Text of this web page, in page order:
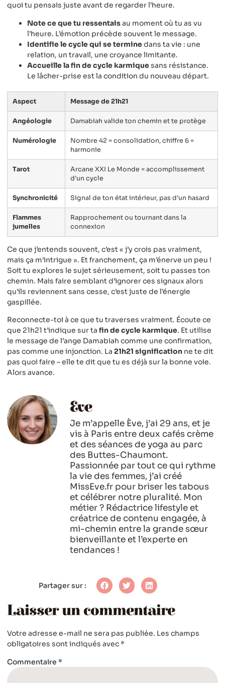
quoi tu pensais juste avant de regarder l’heure.
Note ce que tu ressentaisau moment où tu as vu
l’heure. L’émotion précède souvent le message.
Identifie le cycle qui se terminedans ta vie : une
relation, un travail, une croyance limitante.
Accueille la fin de cycle karmiquesans résistance.
Le lâcher-prise est la condition du nouveau départ.
Aspect Message de 21h21
Angéologie Damabiah valide ton chemin et te protège
Numérologie
Nombre 42 = consolidation, chiffre 6 =
harmonie
Tarot
Arcane XXI Le Monde = accomplissement
d’un cycle
Synchronicité Signal de ton état intérieur, pas d’un hasard
Flammes
jumelles
Rapprochement ou tournant dans la
connexion
Ce que j’entends souvent, c’est « j’y crois pas vraiment,
mais ça m’intrigue ». Et franchement, ça m’énerve un peu !
Soit tu explores le sujet sérieusement, soit tu passes ton
chemin. Mais faire semblant d’ignorer ces signaux alors
qu’ils reviennent sans cesse, c’est juste de l’énergie
gaspillée.
Reconnecte-toi à ce que tu traverses vraiment. Écoute ce
que 21h21 t’indique sur ta fin de cycle karmique. Et utilise
le message de l’ange Damabiah comme une confirmation,
pas comme une injonction. La 21h21 signification ne te dit
pas quoi faire – elle te dit que tu es déjà sur la bonne voie.
Alors avance.
Eve
Je m’appelle Ève, j’ai 29 ans, et je
vis à Paris entre deux cafés crème
et des séances de yoga au parc
des Buttes-Chaumont.
Passionnée par tout ce qui rythme
la vie des femmes, j’ai créé
MissEve.fr pour briser les tabous
et célébrer notre pluralité. Mon
métier ? Rédactrice lifestyle et
créatrice de contenu engagée, à
mi-chemin entre la grande sœur
bienveillante et l’experte en
tendances !
Partager sur :
Laisser un commentaire
Votre adresse e-mail ne sera pas publiée. Les champs
obligatoires sont indiqués avec *
Commentaire *